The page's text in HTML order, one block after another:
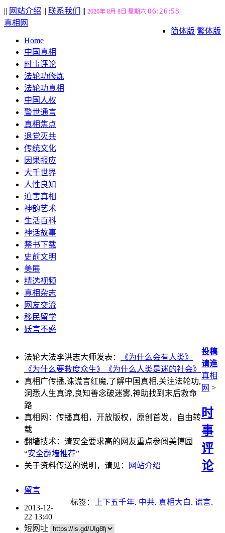
|| 网站介绍 || 联系我们 || 2026年 8月 8日 星期六 06:26:59
简体版 繁体版
真相网
Home
中国真相
时事评论
法轮功修炼
法轮功真相
中国人权
警世通言
真相焦点
退党灭共
传统文化
因果报应
大千世界
人性良知
迫害真相
神韵艺术
生活百科
神话故事
禁书下载
史前文明
美展
精选视频
真相杂志
网友交流
移民留学
妖言不惑
法轮大法李洪志大师发表：
《为什么会有人类》
《为什么要救度众生》
《为什么人类是迷的社会》
真相广传播,诛谎言红魔,了解中国真相,关注法轮功,
洞悉人生真谛,良知善念破迷雾,神助找到末后救命
路
真相网：传播真相，开放版权，原创首发，自由转
载
翻墙技术：请安全要求高的网友重点参阅美博园
“安全翻墙推荐”
关于资料传送的说明，请见：
网站介绍
投稿
请進
真相
网 >
时
事
评
论
留言
标签：
上下五千年, 中共, 真相大白, 谎言,
2013-12-
22 13:40
短网址